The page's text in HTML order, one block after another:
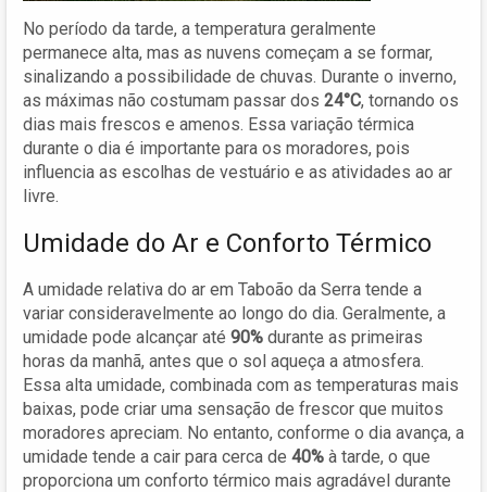
No período da tarde, a temperatura geralmente
permanece alta, mas as nuvens começam a se formar,
sinalizando a possibilidade de chuvas. Durante o inverno,
as máximas não costumam passar dos 24°C, tornando os
dias mais frescos e amenos. Essa variação térmica
durante o dia é importante para os moradores, pois
influencia as escolhas de vestuário e as atividades ao ar
livre.
Umidade do Ar e Conforto Térmico
A umidade relativa do ar em Taboão da Serra tende a
variar consideravelmente ao longo do dia. Geralmente, a
umidade pode alcançar até 90% durante as primeiras
horas da manhã, antes que o sol aqueça a atmosfera.
Essa alta umidade, combinada com as temperaturas mais
baixas, pode criar uma sensação de frescor que muitos
moradores apreciam. No entanto, conforme o dia avança, a
umidade tende a cair para cerca de 40% à tarde, o que
proporciona um conforto térmico mais agradável durante